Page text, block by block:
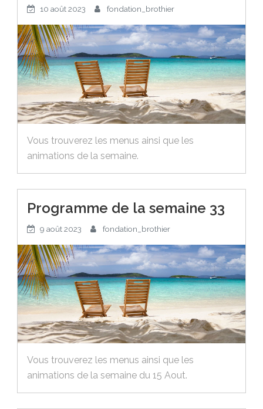
10 août 2023 fondation_brothier
Vous trouverez les menus ainsi que les
animations de la semaine.
Programme de la semaine 33
9 août 2023 fondation_brothier
Vous trouverez les menus ainsi que les
animations de la semaine du 15 Aout.